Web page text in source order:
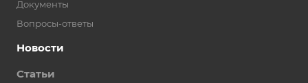
Документы
Вопросы-ответы
Новости
Статьи